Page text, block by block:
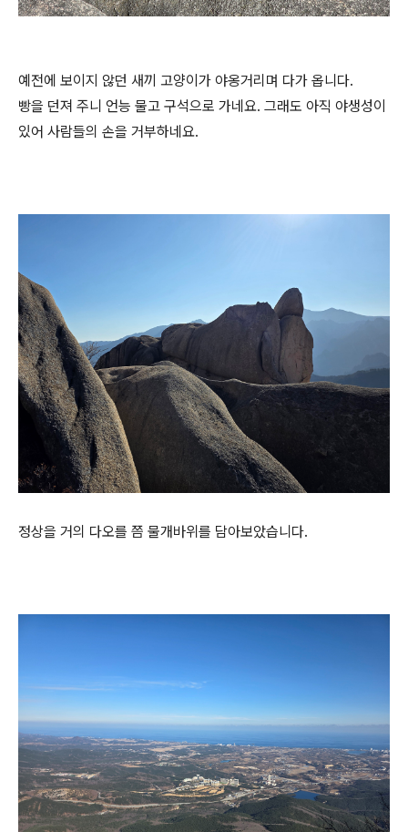
예전에 보이지 않던 새끼 고양이가 야옹거리며 다가 옵니다.
빵을 던져 주니 언능 물고 구석으로 가네요. 그래도 아직 야생성이
있어 사람들의 손을 거부하네요.
정상을 거의 다오를 쯤 물개바위를 담아보았습니다.